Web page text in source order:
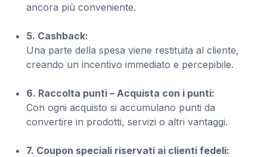
ancora più conveniente.
5. Cashback:
Una parte della spesa viene restituita al cliente,
creando un incentivo immediato e percepibile.
6. Raccolta punti – Acquista con i punti:
Con ogni acquisto si accumulano punti da
convertire in prodotti, servizi o altri vantaggi.
7. Coupon speciali riservati ai clienti fedeli: